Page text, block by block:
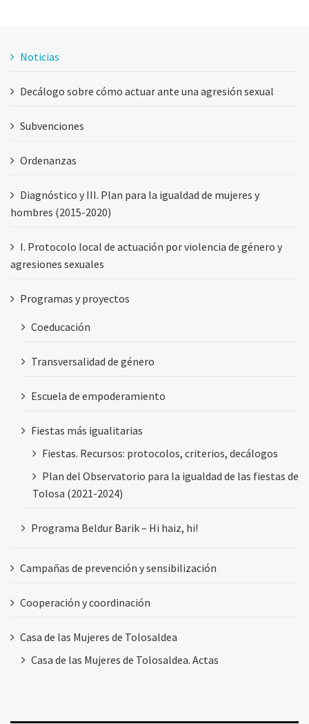
Noticias
Decálogo sobre cómo actuar ante una agresión sexual
Subvenciones
Ordenanzas
Diagnóstico y III. Plan para la igualdad de mujeres y
hombres (2015-2020)
I. Protocolo local de actuación por violencia de género y
agresiones sexuales
Programas y proyectos
Coeducación
Transversalidad de género
Escuela de empoderamiento
Fiestas más igualitarias
Fiestas. Recursos: protocolos, criterios, decálogos
Plan del Observatorio para la igualdad de las fiestas de
Tolosa (2021-2024)
Programa Beldur Barik – Hi haiz, hi!
Campañas de prevención y sensibilización
Cooperación y coordinación
Casa de las Mujeres de Tolosaldea
Casa de las Mujeres de Tolosaldea. Actas